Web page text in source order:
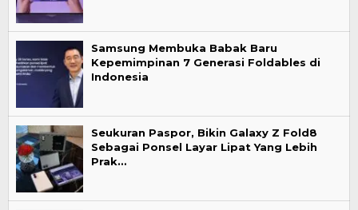
Samsung Membuka Babak Baru
Kepemimpinan 7 Generasi Foldables di
Indonesia
Seukuran Paspor, Bikin Galaxy Z Fold8
Sebagai Ponsel Layar Lipat Yang Lebih
Prak…